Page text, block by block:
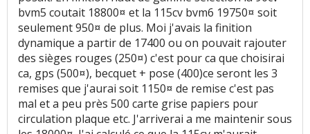
bvm5 coutait 18800¤ et la 115cv bvm6 19750¤ soit
seulement 950¤ de plus. Moi j'avais la finition
dynamique a partir de 17400 ou on pouvait rajouter
des sièges rouges (250¤) c'est pour ca que choisirai
ca, gps (500¤), becquet + pose (400)ce seront les 3
remises que j'aurai soit 1150¤ de remise c'est pas
mal et a peu près 500 carte grise papiers pour
circulation plaque etc. J'arriverai a me maintenir sous